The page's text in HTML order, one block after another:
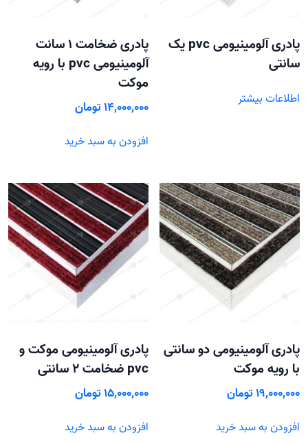
پادری آلومینیومی pvc یک
سانتی
اطلاعات بیشتر
پادری ضخامت 1 سانت
آلومینیومی pvc با رویه
موکت
14,000,000تومان
افزودن به سبد خرید
پادری آلومینیومی دو سانتی
با رویه موکت
19,000,000تومان
افزودن به سبد خرید
پادری آلومینیومی موکت و
pvc ضخامت 2 سانتی
15,000,000تومان
افزودن به سبد خرید